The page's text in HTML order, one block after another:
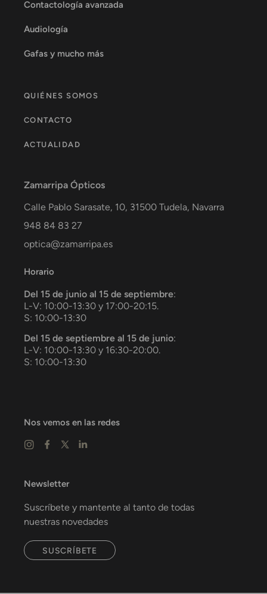
Contactología avanzada
Audiología
Gafas y mucho más
QUIÉNES SOMOS
CONTACTO
ACTUALIDAD
Zamarripa Ópticos
Calle Pablo Sarasate, 10, 31500 Tudela, Navarra
948 84 83 27
optica@zamarripa.es
Horario
Del 15 de junio al 15 de septiembre:
L-V: 10:00-13:30 y 17:00-20:15.
S: 10:00-13:30
Del 15 de septiembre al 15 de junio:
L-V: 10:00-13:30 y 16:30-20:00.
S: 10:00-13:30
Nos vemos en las redes
Newsletter
Suscríbete y mantente al tanto de todas
nuestras novedades
SUSCRÍBETE